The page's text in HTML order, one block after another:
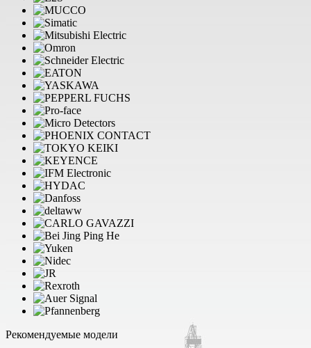
Рекомендуемые модели